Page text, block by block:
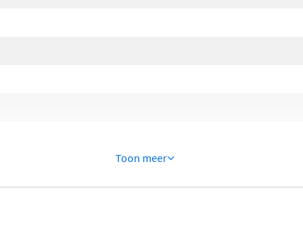
Toon meer